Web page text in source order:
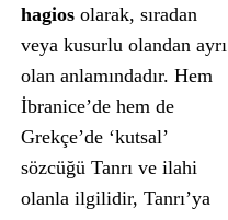
hagios olarak, sıradan
veya kusurlu olandan ayrı
olan anlamındadır. Hem
İbranice’de hem de
Grekçe’de ‘kutsal’
sözcüğü Tanrı ve ilahi
olanla ilgilidir, Tanrı’ya